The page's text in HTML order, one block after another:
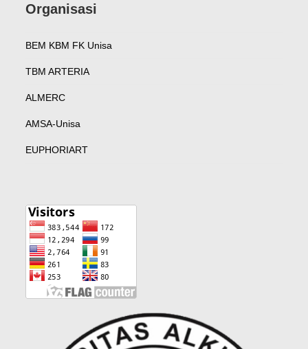
Organisasi
BEM KBM FK Unisa
TBM ARTERIA
ALMERC
AMSA-Unisa
EUPHORIART